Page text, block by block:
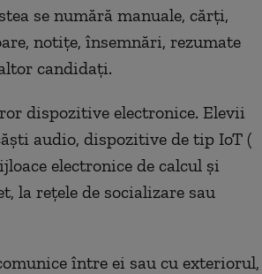
se numără manuale, cărți,
notițe, însemnări, rezumate
candidați.
dispozitive electronice. Elevii
audio, dispozitive de tip IoT (
electronice de calcul și
la rețele de socializare sau
între ei sau cu exteriorul,